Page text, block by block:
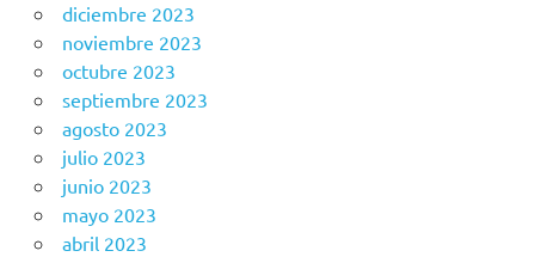
diciembre 2023
noviembre 2023
octubre 2023
septiembre 2023
agosto 2023
julio 2023
junio 2023
mayo 2023
abril 2023